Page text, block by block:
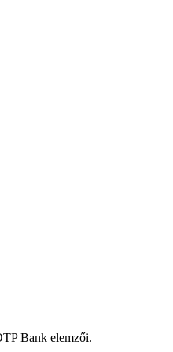
Bank elemzői.